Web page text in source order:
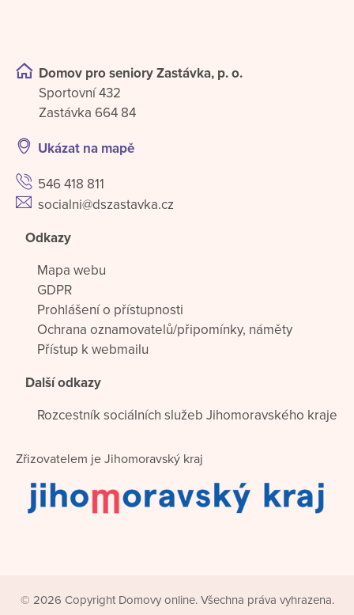
Domov pro seniory Zastávka, p. o.
Sportovní 432
Zastávka 664 84
Ukázat na mapě
546 418 811
socialni@dszastavka.cz
Odkazy
Mapa webu
GDPR
Prohlášení o přístupnosti
Ochrana oznamovatelů/připomínky, náměty
Přístup k webmailu
Další odkazy
Rozcestník sociálních služeb Jihomoravského kraje
Zřizovatelem je Jihomoravský kraj
© 2026 Copyright Domovy online. Všechna práva vyhrazena.